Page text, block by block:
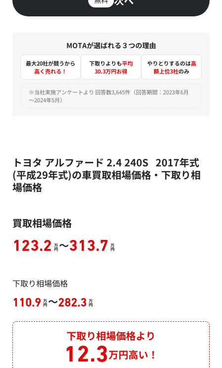
MOTAが選ばれる３つの理由
最大20社が競うから
高く売れる！
下取りよりも平均
30.3万円お得
やりとりするのは高
額上位3社のみ
※当社実施アンケートより 回答数3,645件（回答期間：2023年6月
～2024年5月）
トヨタ アルファード 2.4 240S 2017年式
(平成29年式)の車買取相場価格・下取り相
場価格
買取相場価格
123.2 万
円 ～313.7 万
円
下取り相場価格
110.9 万
円 ～282.3 万
円
下取り相場価格より
12.3万円高い！